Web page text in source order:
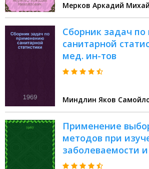
Мерков Аркадий
Сборник задач
санитарной
мед. ин-тов
Применение
методов при
заболеваемости
здравоохранения